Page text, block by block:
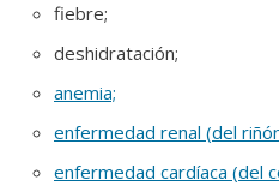
fiebre;
deshidratación;
anemia;
enfermedad renal (del
enfermedad cardíaca (del